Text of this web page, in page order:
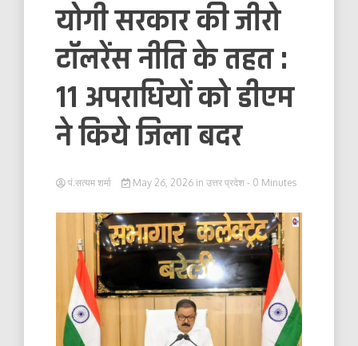
योगी सरकार की जीरो
टॉलरेंस नीति के तहत :
11 अपराधियों को डीएम
ने किये जिला बदर
पं.सत्यम शर्मा May 26, 2026 in उत्तर प्रदेश - 0 Minutes